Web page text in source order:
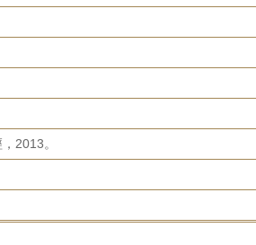
2013。